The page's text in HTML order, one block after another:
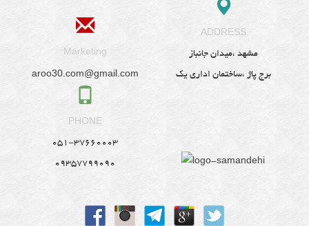
Marketing
aroo30.com@gmail.com
ADDRESS
مشهد ،میدان جانباز
برج پاژ ،ساختمان اداری یک
PHONE
051-37660003
09357799090